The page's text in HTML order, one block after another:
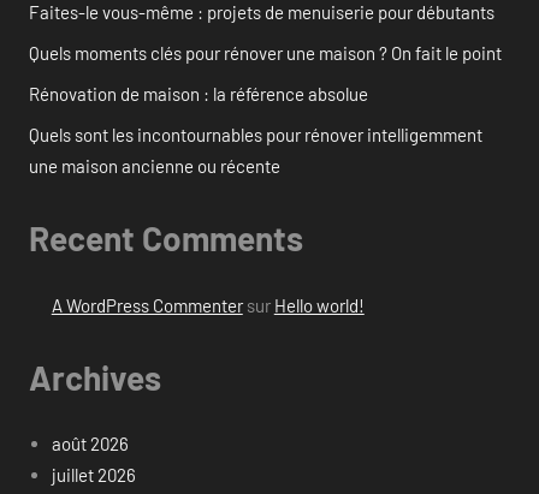
Faites-le vous-même : projets de menuiserie pour débutants
Quels moments clés pour rénover une maison ? On fait le point
Rénovation de maison : la référence absolue
Quels sont les incontournables pour rénover intelligemment
une maison ancienne ou récente
Recent Comments
A WordPress Commentersur Hello world!
Archives
août 2026
juillet 2026